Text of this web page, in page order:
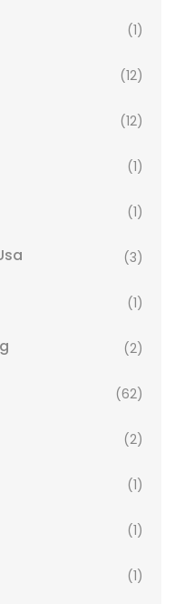
(1)
(12)
(12)
(1)
(1)
(3)
(1)
(2)
(62)
(2)
(1)
(1)
(1)